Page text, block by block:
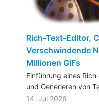
Rich-Text-Editor,
Verschwindende
Millionen GIFs
Einführung eines
und Generieren von
14. Jul 2026